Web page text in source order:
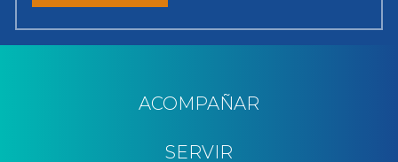
ACOMPAÑAR
SERVIR